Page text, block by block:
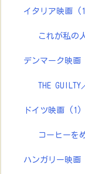
イタリア映画
これが私の
デンマーク映画
THE
ドイツ映画 (1)
コーヒーを
ハンガリー映画